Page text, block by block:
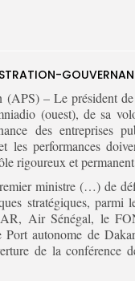
(APS) – Le président
(ouest), de sa
des entreprises
les performances
rigoureux et
ministre (…) de
stratégiques, parmi
Air Sénégal, le
Port autonome de
de la conférence